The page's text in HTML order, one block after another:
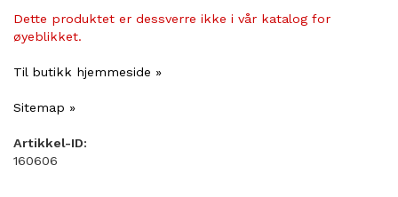
Dette produktet er dessverre ikke i vår katalog for
øyeblikket.
Til butikk hjemmeside »
Sitemap »
Artikkel-ID:
160606